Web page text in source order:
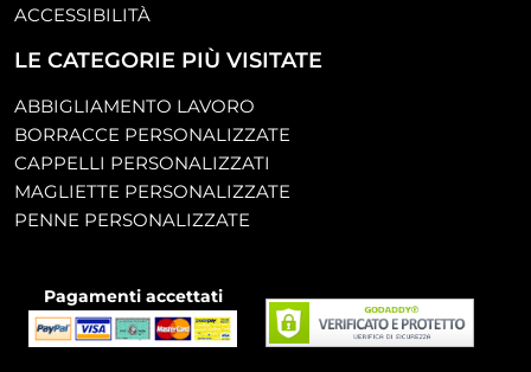
ACCESSIBILITÀ
LE CATEGORIE PIÙ VISITATE
ABBIGLIAMENTO LAVORO
BORRACCE PERSONALIZZATE
CAPPELLI PERSONALIZZATI
MAGLIETTE PERSONALIZZATE
PENNE PERSONALIZZATE
Pagamenti accettati